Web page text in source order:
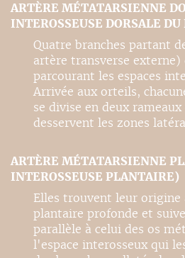
ARTÈRE MÉTATARSIENNE
INTEROSSEUSE DORSALE
Quatre branches partant
artère transverse
parcourant les espaces
Arrivée aux orteils,
se divise en deux
desservent les zones
ARTÈRE MÉTATARSIENNE
INTEROSSEUSE PLANTAIRE)
Elles trouvent leur origine
plantaire profonde et
parallèle à celui des os
l'espace interosseux qui